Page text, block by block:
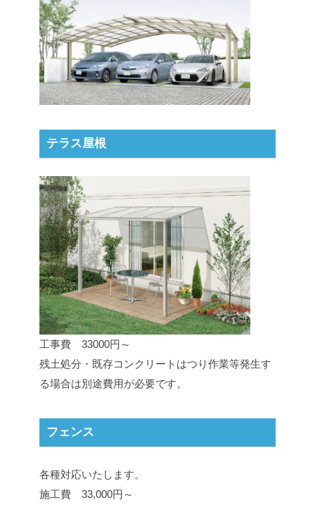
テラス屋根
工事費 33000円～
残土処分・既存コンクリートはつり作業等発生す
る場合は別途費用が必要です。
フェンス
各種対応いたします。
施工費 33,000円～